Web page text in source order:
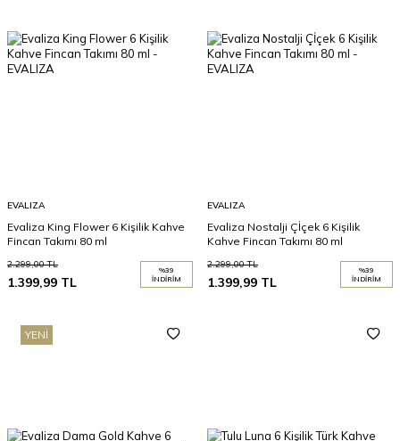
EVALIZA
Evaliza King Flower 6 Kişilik Kahve
Fincan Takımı 80 ml
2.299,00TL
1.399,99 TL
%39
İNDIRIM
EVALIZA
Evaliza Nostalji Çİçek 6 Kişilik
Kahve Fincan Takımı 80 ml
2.299,00TL
1.399,99 TL
%39
İNDIRIM
YENI